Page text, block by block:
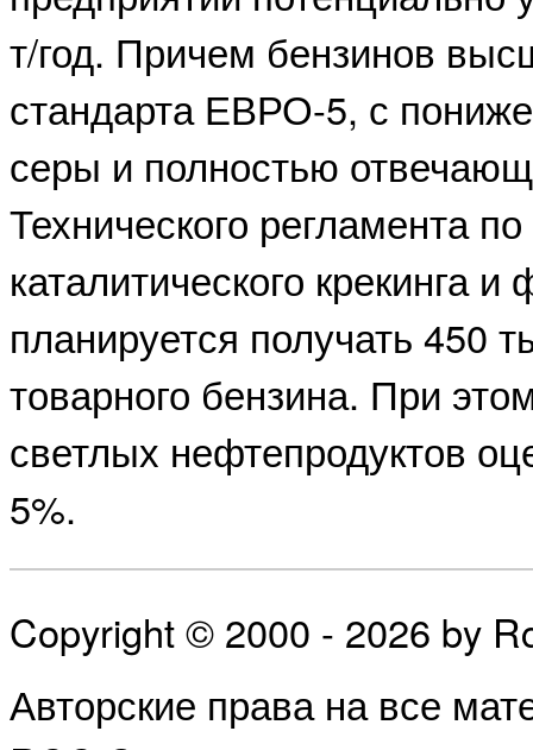
т/год. Причем бензинов
стандарта ЕВРО-5, с
серы и полностью
Технического регламента
каталитического крекинга
планируется получать 450
товарного бензина. При
светлых нефтепродуктов
5%.
Copyright © 2000 - 2026 by
Авторские права на все